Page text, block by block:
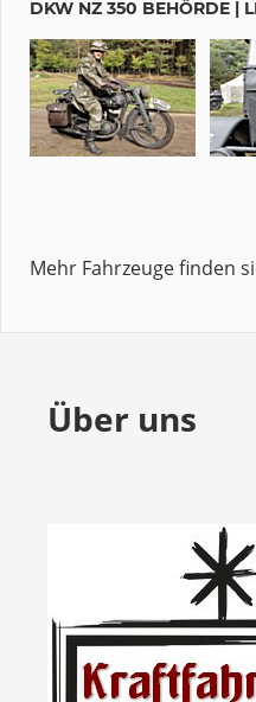
DKW NZ 350 BEHÖRDE |
Mehr Fahrzeuge finden
Über uns